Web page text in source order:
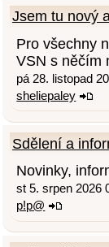
Jsem tu nový
Pro všechny
VSN s něčím
pá 28. listopad
sheliepaley
Sdělení a
Novinky,
st 5. srpen 2026
p!p@